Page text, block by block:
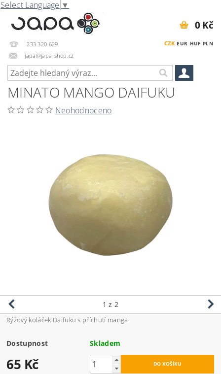
Select Language ▼
233 320 629
japa@japa-shop.cz
CZK EUR HUF PLN
0 Kč
MINATO MANGO DAIFUKU
Neohodnoceno
1 z 2
Rýžový koláček Daifuku s příchutí manga.
Dostupnost Skladem
65 Kč